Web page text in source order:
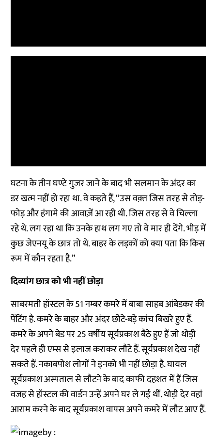
घटना के तीन घण्टे गुजर जाने के बाद भी सलमान के अंदर का
डर खत्म नहीं हो रहा था. वे कहते हैं, “उस वक़्त जिस तरह से तोड़-
फोड़ और हंगामे की आवाज़ें आ रही थी. जिस तरह से वे चिल्ला
रहे थे. लग रहा था कि उनके हाथ लग गए तो वे मार ही देंगे. भीड़ में
कुछ जेएनयू के छात्र तो थे. बाहर के लड़कों को क्या पता कि किस
रूम में कौन रहता है.”
दिव्यांग छात्र को भी नहीं छोड़ा
साबरमती हॉस्टल के 51 नम्बर कमरे में बाबा साहब आंबेडकर की
पेंटिंग है. कमरे के बाहर और अंदर छोटे-बड़े कांच बिखरे हुए हैं.
कमरे के अपने बेड पर 25 वर्षीय सूर्यप्रकाश बैठे हुए हैं जो थोड़ी
देर पहले ही एम्स से इलाज कराकर लौटे हैं. सूर्यप्रकाश देख नहीं
सकते हैं. नकाबपोश लोगों ने इनको भी नहीं छोड़ा है. घायल
सूर्यप्रकाश अस्पताल से लौटने के बाद काफी दहशत में हैं जिस
वजह से हॉस्टल की वार्डन उन्हें अपने घर ले गई थीं. थोड़ी देर वहां
आराम करने के बाद सूर्यप्रकाश वापस अपने कमरे में लौट आए हैं.